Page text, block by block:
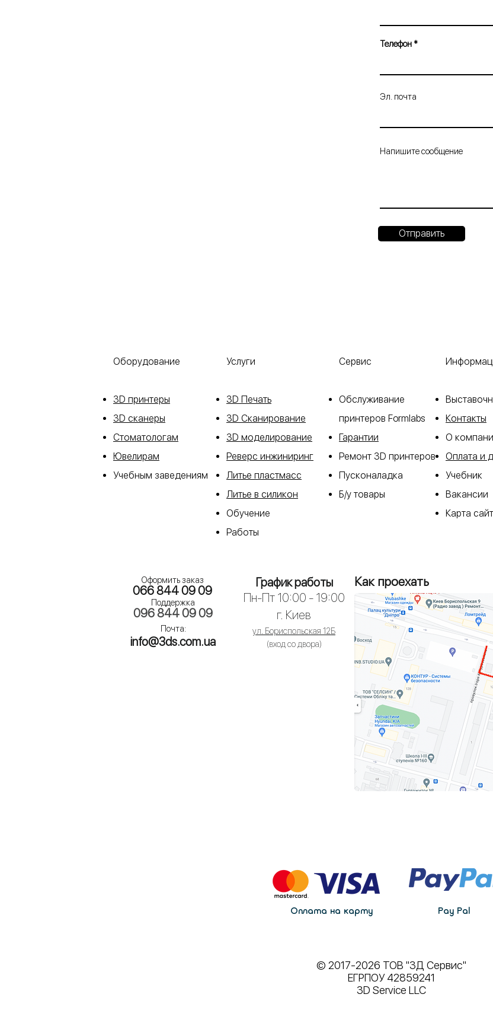
Телефон
Эл. почта
Напишите сообщение
Отправить
Оборудование
3D принтеры
3D сканеры
Стоматологам
Ювелирам
Учебным заведениям
Услуги
3D Печать
3D Сканирование
3D моделирование
Реверс инжиниринг
Литье пластмасс
Литье в силикон
Обучение
Работы
Сервис
Обслуживание
принтеров Formlabs
Гарантии
Ремонт 3D принтеров
Пусконаладка
Б/у товары
Контакты
О
Оплата и
Учебник
Вакансии
Карта
Оформить заказ
066 844 09 09
Поддержка
096 844 09 09​
Почта:
info@3ds.com.ua
График работы
Пн-Пт 10:00 - 19:00
г. Киев
ул. Бориспольская 12Б
(вход со двора)
Как проехать
Оплата на карту Pay Pal
© 2017-2026 ТОВ "3Д Сервис"
ЕГРПОУ 42859241
3D Service LLC